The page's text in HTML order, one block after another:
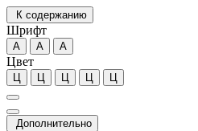
К содержанию
Шрифт
А А А
Цвет
Ц Ц Ц Ц Ц
Дополнительно